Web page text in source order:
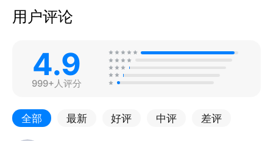
用户评论
4.9
999+人评分
全部 最新 好评 中评 差评